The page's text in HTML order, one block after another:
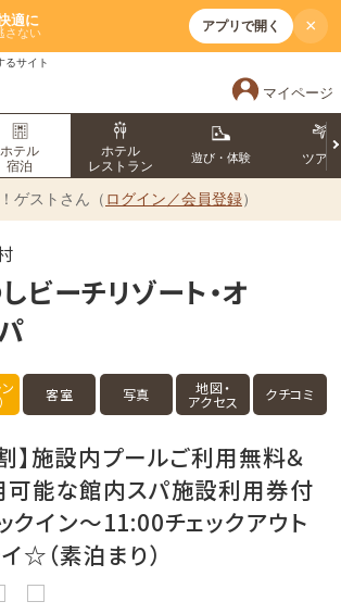
適に
さない アプリで開く ×
るサイト
マイページ
ホテル
宿泊
ホテル
レストラン
遊び・体験 ツアー
ゲストさん（ ログイン／会員登録）
ビーチリゾート・オ
客室 写真 地図・
アクセス クチコミ
】施設内プールご利用無料＆
可能な館内スパ施設利用券付
イン～11:00チェックアウト
☆（素泊まり）